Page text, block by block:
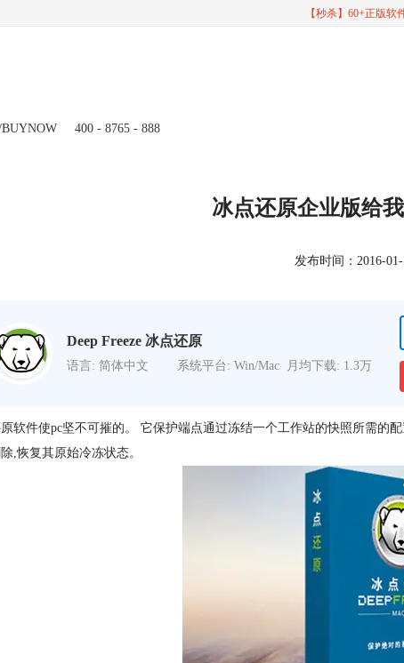
【秒杀】60+正版软
400 - 8765 - 888
冰点还原企业版给
发布时间：2016-
Deep Freeze 冰点还原
语言: 简体中文 系统平台: Win/Mac 月均下载: 1.3万
软件使pc坚不可摧的。 它保护端点通过冻结一个工作站的快照所需的
,恢复其原始冷冻状态。